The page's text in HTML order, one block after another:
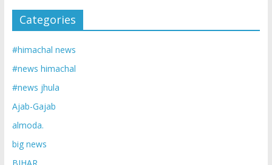
Categories
#himachal news
#news himachal
#news jhula
Ajab-Gajab
almoda.
big news